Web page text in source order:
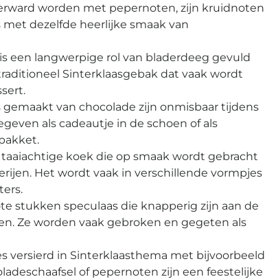
worden met pepernoten, zijn kruidnoten
dezelfde heerlijke smaak van
een langwerpige rol van bladerdeeg gevuld
Sinterklaasgebak dat vaak wordt
van chocolade zijn onmisbaar tijdens
als cadeautje in de schoen of als
taaiachtige koek die op smaak wordt gebracht
Het wordt vaak in verschillende vormpjes
stukken speculaas die knapperig zijn aan de
Ze worden vaak gebroken en gegeten als
versierd in Sinterklaasthema met bijvoorbeeld
of pepernoten zijn een feestelijke